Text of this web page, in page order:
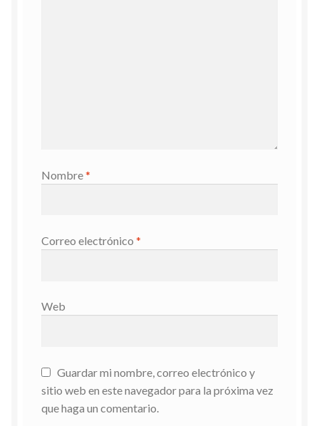
Nombre*
Correo electrónico *
Web
Guardar mi nombre, correo electrónico y
sitio web en este navegador para la próxima vez
que haga un comentario.